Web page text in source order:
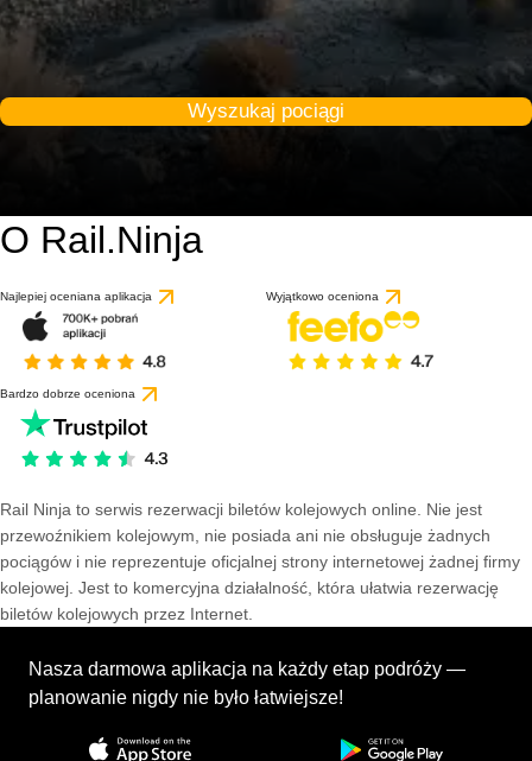
Wyszukaj pociągi
O Rail.Ninja
Najlepiej oceniana aplikacja Wyjątkowo oceniona
Bardzo dobrze oceniona
Rail Ninja to serwis rezerwacji biletów kolejowych online. Nie jest
przewoźnikiem kolejowym, nie posiada ani nie obsługuje żadnych
pociągów i nie reprezentuje oficjalnej strony internetowej żadnej firmy
kolejowej. Jest to komercyjna działalność, która ułatwia rezerwację
biletów kolejowych przez Internet.
Nasza darmowa aplikacja na każdy etap podróży —
planowanie nigdy nie było łatwiejsze!